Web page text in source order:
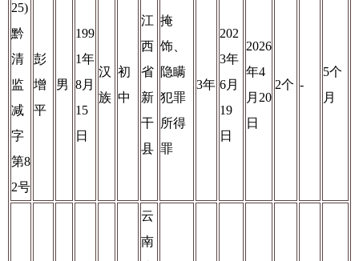
25)
黔
清
监
减
字
第8
2号
彭
增
平
男
199
1年
8月
15
日
汉
族
初
中
江
西
省
新
干
县
掩
饰、
隐瞒
犯罪
所得
罪
3年
202
3年
6月
19
日
2026
年4
月20
日
2个 -
5个
月
云
南